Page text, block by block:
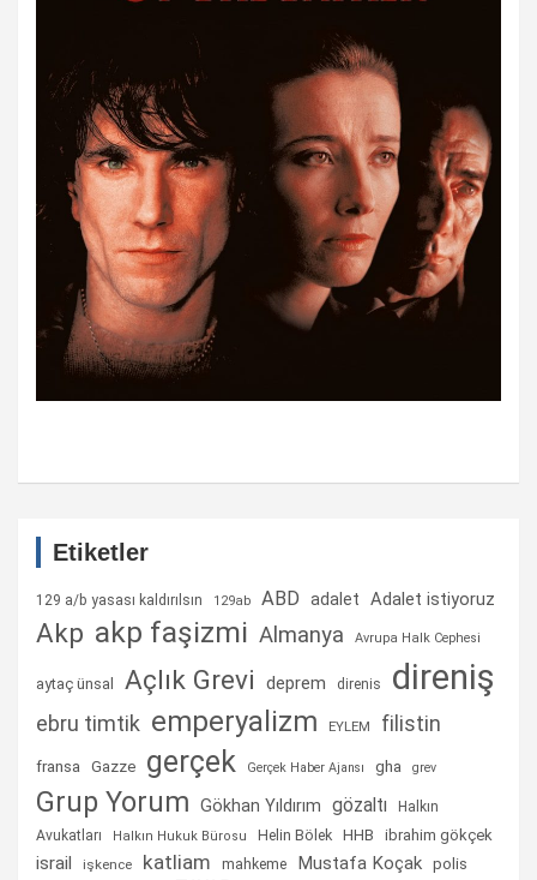
Etiketler
129 a/b yasası kaldırılsın 129ab ABD adalet Adalet istiyoruz
Akp akp faşizmi Almanya Avrupa Halk Cephesi
aytaç ünsal Açlık Grevi deprem direnis direniş
ebru timtik emperyalizm EYLEM filistin
fransa Gazze gerçek Gerçek Haber Ajansı gha grev
Grup Yorum Gökhan Yıldırım gözaltı
Halkın
Avukatları
Halkın Hukuk Bürosu Helin Bölek HHB ibrahim gökçek
israil işkence katliam mahkeme Mustafa Koçak polis